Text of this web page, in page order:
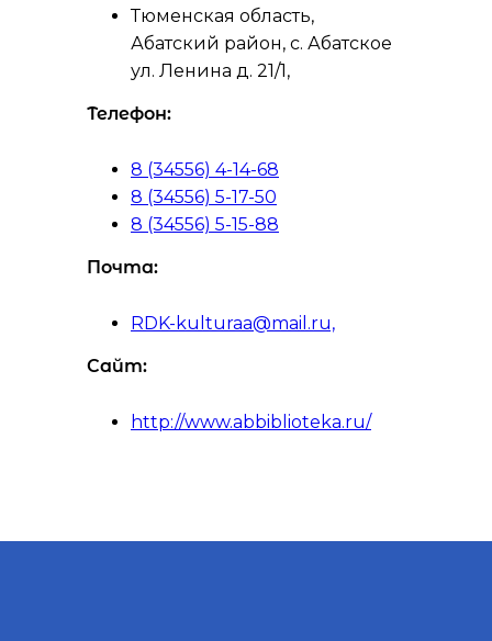
Тюменская область,
Абатский район, с. Абатское
ул. Ленина д. 21/1,
Телефон:
8 (34556) 4-14-68
8 (34556) 5-17-50
8 (34556) 5-15-88
Почта:
RDK-kulturaa@mail.ru,
Сайт:
http://www.abbiblioteka.ru/